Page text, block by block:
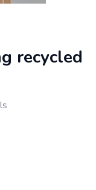
recycled